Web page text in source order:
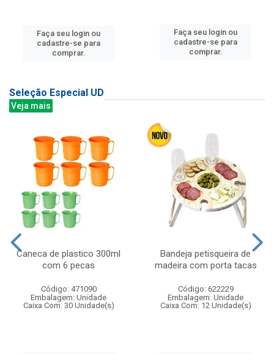
Faça seu login ou
cadastre-se para
comprar.
Faça seu login ou
cadastre-se para
comprar.
Seleção Especial UD
Veja mais
Caneca de plastico 300ml
com 6 pecas
Código: 471090
Embalagem: Unidade
Caixa Com: 30 Unidade(s)
Bandeja petisqueira de
madeira com porta tacas
Código: 622229
Embalagem: Unidade
Caixa Com: 12 Unidade(s)